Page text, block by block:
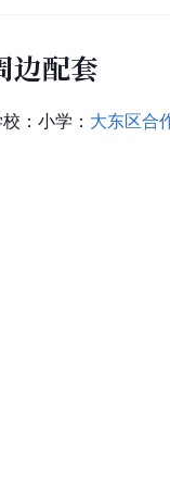
边配套
：小学： 大东区合